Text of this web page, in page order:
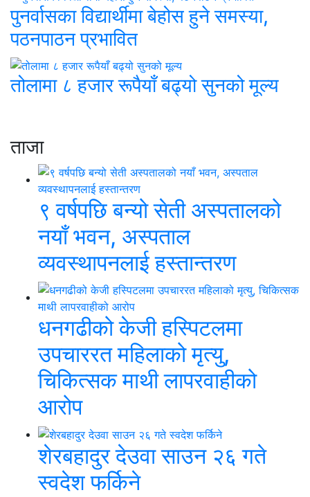
पुनर्वासका विद्यार्थीमा बेहोस हुने समस्या,
पठनपाठन प्रभावित
तोलामा ८ हजार रूपैयाँ बढ्यो सुनको मूल्य
ताजा
९ वर्षपछि बन्यो सेती अस्पतालको
नयाँ भवन, अस्पताल
व्यवस्थापनलाई हस्तान्तरण
धनगढीको केजी हस्पिटलमा
उपचाररत महिलाको मृत्यु,
चिकित्सक माथी लापरवाहीको
आरोप
शेरबहादुर देउवा साउन २६ गते
स्वदेश फर्किने